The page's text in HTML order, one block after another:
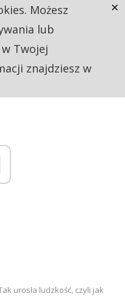
urosła ludzkość, czyli jak
Możesz
lub
Twojej
znajdziesz w
×